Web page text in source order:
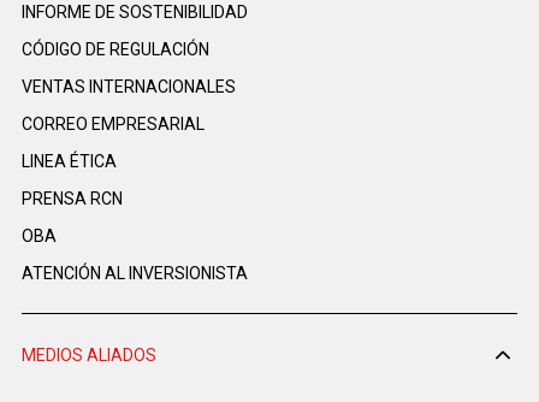
INFORME DE SOSTENIBILIDAD
CÓDIGO DE REGULACIÓN
VENTAS INTERNACIONALES
CORREO EMPRESARIAL
LINEA ÉTICA
PRENSA RCN
OBA
ATENCIÓN AL INVERSIONISTA
MEDIOS ALIADOS